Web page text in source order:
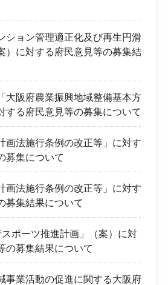
ション管理適正化及び再生円滑
）に対する府民意見等の募集結
大阪府農業振興地域整備基本方
する府民意見等の募集について
画法施行条例の改正等」に対す
募集について
画法施行条例の改正等」に対す
募集結果について
スポーツ推進計画」（案）に対
の募集結果について
事業活動の促進に関する大阪府